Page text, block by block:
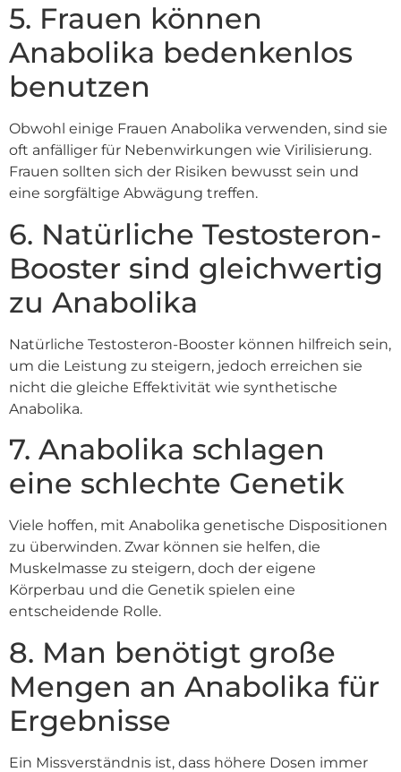
5. Frauen können
Anabolika bedenkenlos
benutzen
Obwohl einige Frauen Anabolika verwenden, sind sie
oft anfälliger für Nebenwirkungen wie Virilisierung.
Frauen sollten sich der Risiken bewusst sein und
eine sorgfältige Abwägung treffen.
6. Natürliche Testosteron-
Booster sind gleichwertig
zu Anabolika
Natürliche Testosteron-Booster können hilfreich sein,
um die Leistung zu steigern, jedoch erreichen sie
nicht die gleiche Effektivität wie synthetische
Anabolika.
7. Anabolika schlagen
eine schlechte Genetik
Viele hoffen, mit Anabolika genetische Dispositionen
zu überwinden. Zwar können sie helfen, die
Muskelmasse zu steigern, doch der eigene
Körperbau und die Genetik spielen eine
entscheidende Rolle.
8. Man benötigt große
Mengen an Anabolika für
Ergebnisse
Ein Missverständnis ist, dass höhere Dosen immer